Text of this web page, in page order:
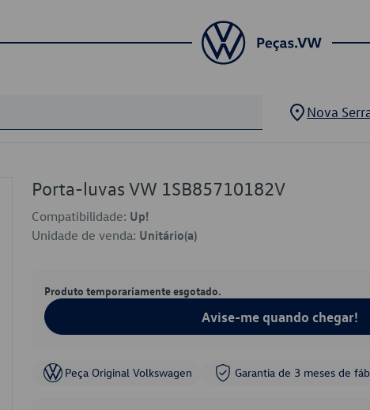
Nova
Porta-luvas VW 1SB85710182V
Compatibilidade: Up!
Unidade de venda: Unitário(a)
Produto temporariamente esgotado.
Avise-me quando chegar!
Peça Original Volkswagen Garantia de 3 meses de